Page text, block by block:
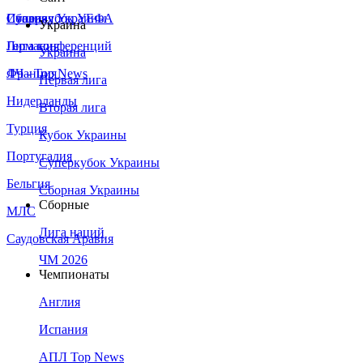
Сборная Украины
Италия
Германия
Франция
Нидерланды
Турция
Португалия
Бельгия
МЛС
Саудовская Аравия
Суперкубок УЕФА
Лига конференций
ЛЧ - Top News
Украина
Украина
Первая лига
Вторая лига
Кубок Украины
Суперкубок Украины
Сборная Украины
Сборные
Лига наций
ЧМ 2026
Чемпионаты
Англия
Испания
АПЛ Top News